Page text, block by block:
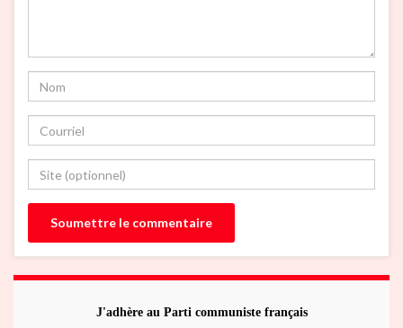
J'adhère au Parti communiste français